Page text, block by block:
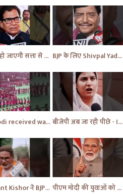
सरकार हो जाएगी सत्ता से बेदखल - Ram Gopal | News | Hindi News | News Today | #shorts #ytshorts #yt BJP के लिए Shivpal Yadav Yadav ने लगाया गंभीर आरोप | #samajwadiparty | Akhilesh Yadav | #shorts #yt
PM Modi received warm welcome at Andhra Pradesh | News | BJP | #shorts #ytshorts #news बीजेपी अब जा रही पीछे - Iqra Hassan | Samajwadi Party | Breaking News | Akhilesh Yadav |#shorts #yt
Prashant Kishor ने BJP को लेकर दिया ये बयान | Breaking News | Bihar News | #shorts #yt #biharnews पीएम मोदी की युवाओं को सलाह | PM Narendra Modi | BJP | #breakingnews #shorts #yt #news